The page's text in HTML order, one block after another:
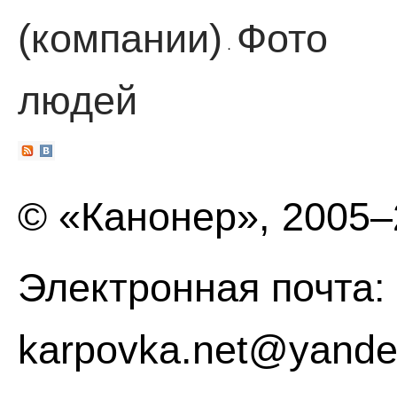
(компании)
·
Фото
людей
© «Канонер»,
Электронная почта: